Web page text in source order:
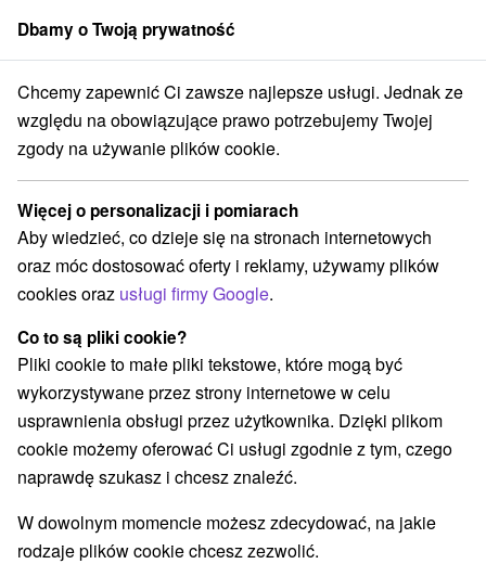
członek grupySorger
na prenájom Stredné Slovensko Žilinský kraj Rajecká Lesná
Chaty na prenájom Rajecká Lesná
Kategorie
Wszystkie kategorie
Chaty na prenájom(2)
Penzióny(1) Priváty(1)
Wybierz lokalizację lub datę
WSZYSTKO NAJTAŃSZE NAJDROŻSZE NA
Dbamy o Twoją prywatność
Chcemy zapewnić Ci zawsze najlepsze usługi. Jednak ze
względu na obowiązujące prawo potrzebujemy Twojej
zgody na używanie plików cookie.
Więcej o personalizacji i pomiarach
Aby wiedzieć, co dzieje się na stronach internetowych
oraz móc dostosować oferty i reklamy, używamy plików
cookies oraz usługi firmy Google.
Co to są pliki cookie?
Pliki cookie to małe pliki tekstowe, które mogą być
wykorzystywane przez strony internetowe w celu
usprawnienia obsługi przez użytkownika. Dzięki plikom
cookie możemy oferować Ci usługi zgodnie z tym, czego
naprawdę szukasz i chcesz znaleźć.
W dowolnym momencie możesz zdecydować, na jakie
rodzaje plików cookie chcesz zezwolić.